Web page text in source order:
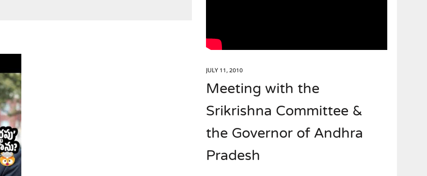
JULY 11, 2010
Meeting with the
Srikrishna Committee &
the Governor of Andhra
Pradesh